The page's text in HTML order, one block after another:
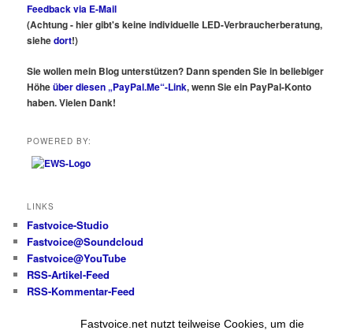
Fastvoice.net nutzt teilweise Cookies, um die
Feedback via E-Mail
(Achtung - hier gibt's keine individuelle LED-Verbraucherberatung,
siehedort!)
Sie wollen mein Blog unterstützen? Dann spenden Sie in beliebiger
Höheüber diesen „PayPal.Me“-Link, wenn Sie ein PayPal-Konto
haben. Vielen Dank!
POWERED BY:
LINKS
Fastvoice-Studio
Fastvoice@Soundcloud
Fastvoice@YouTube
RSS-Artikel-Feed
RSS-Kommentar-Feed
Alle Beiträge und Fotos